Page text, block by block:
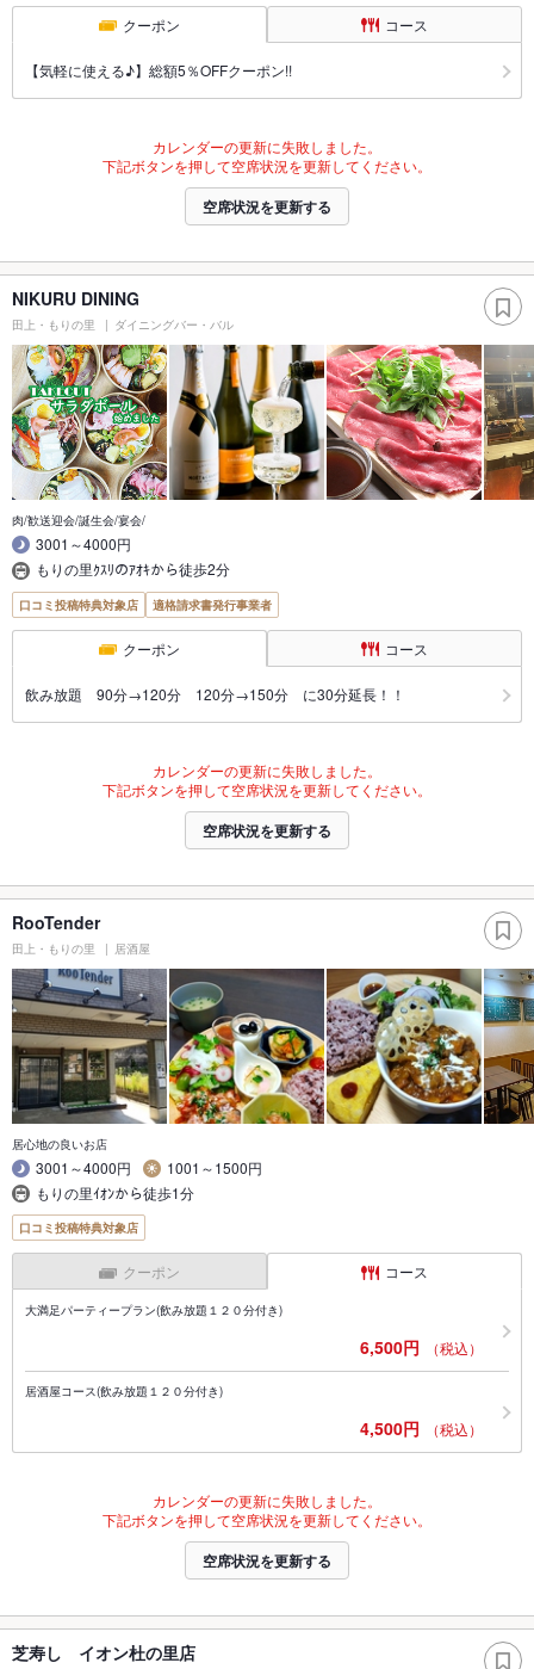
クーポン コース
【気軽に使える♪】総額5％OFFクーポン!!
カレンダーの更新に失敗しました。
下記ボタンを押して空席状況を更新してください。
空席状況を更新する
NIKURU DINING
田上・もりの里 ダイニングバー・バル
肉/歓送迎会/誕生会/宴会/
3001～4000円
もりの里ｸｽﾘのｱｵｷから徒歩2分
口コミ投稿特典対象店 適格請求書発行事業者
クーポン コース
飲み放題 90分→120分 120分→150分 に30分延長！！
カレンダーの更新に失敗しました。
下記ボタンを押して空席状況を更新してください。
空席状況を更新する
RooTender
田上・もりの里 居酒屋
居心地の良いお店
3001～4000円
1001～1500円
もりの里ｲｵﾝから徒歩1分
口コミ投稿特典対象店
クーポン コース
大満足パーティープラン(飲み放題１２０分付き)
6,500円 （税込）
居酒屋コース(飲み放題１２０分付き)
4,500円 （税込）
カレンダーの更新に失敗しました。
下記ボタンを押して空席状況を更新してください。
空席状況を更新する
芝寿し イオン杜の里店